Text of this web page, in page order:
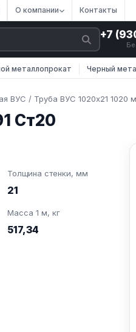
О компании Контакты
+7
металлопрокат Черный
ВУС / Труба ВУС 1020х21
Ст20
Толщина стенки, мм
21
Масса 1 м, кг
517,34